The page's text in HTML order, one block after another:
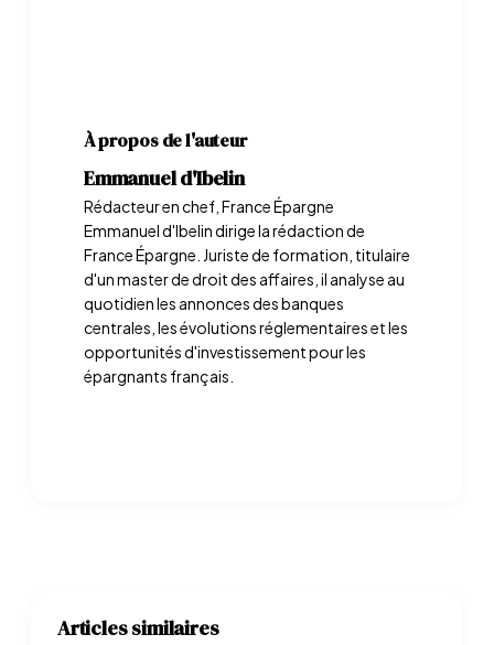
À propos de l'auteur
Emmanuel d'Ibelin
Rédacteur en chef, France Épargne
Emmanuel d'Ibelin dirige la rédaction de
France Épargne. Juriste de formation, titulaire
d'un master de droit des affaires, il analyse au
quotidien les annonces des banques
centrales, les évolutions réglementaires et les
opportunités d'investissement pour les
épargnants français.
Articles similaires